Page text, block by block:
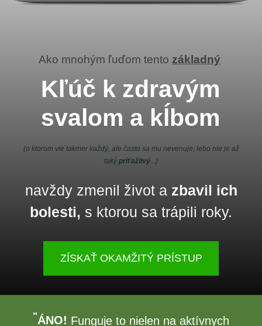
Ako mnohým ľuďom tento základný
Kľúč k zdravým
svalom a kĺbom
(o ktorom vie takmer každý, ale často sa mu nevenuje, lebo nie je až
takýpríťažlivý...)
navždy zmenil život a zbavil ich
bolesti, s ktorou sa trápili roky.
ZÍSKAŤ OKAMŽITÝ PRÍSTUP
"ÁNO! Funguje to nielen na aktívnych